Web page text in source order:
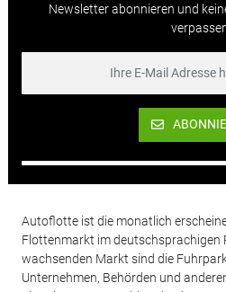
Newsletter abonnieren und
Autoflotte ist die monatlich
Flottenmarkt im deutschsprachigen
wachsenden Markt sind die
Unternehmen, Behörden und